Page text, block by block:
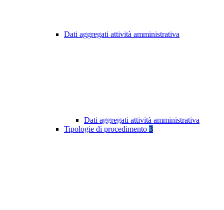
Dati aggregati attività amministrativa
Dati aggregati attività amministrativa
Tipologie di procedimento 3